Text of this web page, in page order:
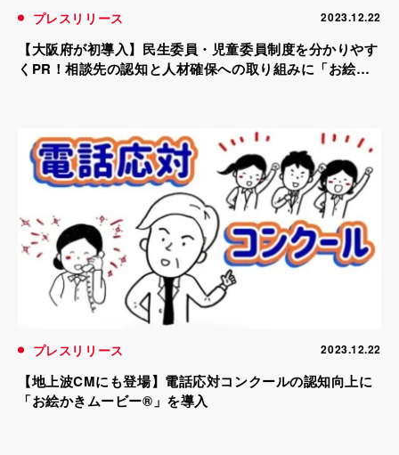
プレスリリース 2023.12.22
【大阪府が初導入】民生委員・児童委員制度を分かりやす
くPR！相談先の認知と人材確保への取り組みに「お絵か
プレスリリース 2023.12.22
【地上波CMにも登場】電話応対コンクールの認知向上に
「お絵かきムービー®」を導入